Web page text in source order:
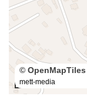
50 m
© OpenMapTiles
mett-media